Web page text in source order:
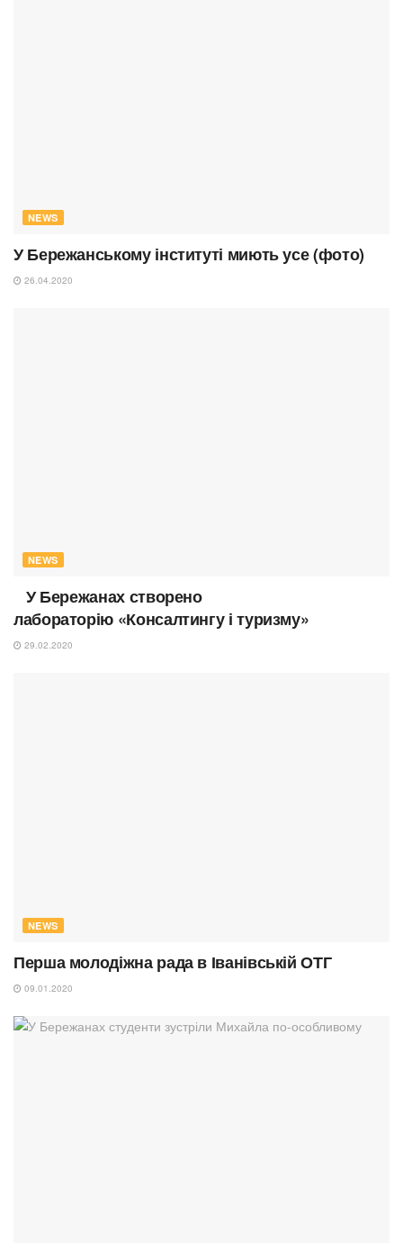
NEWS
У Бережанському інституті миють усе (фото)
26.04.2020
NEWS
У Бережанах створено
лабораторію «Консалтингу і туризму»
29.02.2020
NEWS
Перша молодіжна рада в Іванівській ОТГ
09.01.2020